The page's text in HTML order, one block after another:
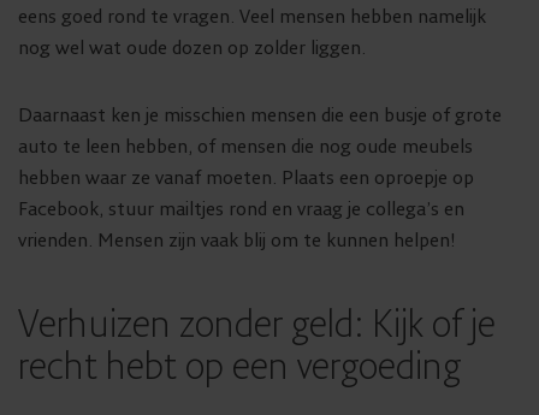
eens goed rond te vragen. Veel mensen hebben namelijk
nog wel wat oude dozen op zolder liggen.
Daarnaast ken je misschien mensen die een busje of grote
auto te leen hebben, of mensen die nog oude meubels
hebben waar ze vanaf moeten. Plaats een oproepje op
Facebook, stuur mailtjes rond en vraag je collega’s en
vrienden. Mensen zijn vaak blij om te kunnen helpen!
Verhuizen zonder geld: Kijk of je
recht hebt op een vergoeding